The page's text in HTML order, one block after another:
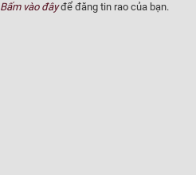
Bấm vào đâyđể đăng tin rao của bạn.